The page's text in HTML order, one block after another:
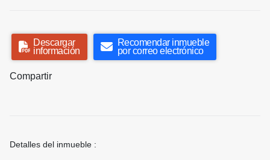
Descargar
información
Recomendar inmueble
por correo electrónico
Compartir
Detalles del inmueble :